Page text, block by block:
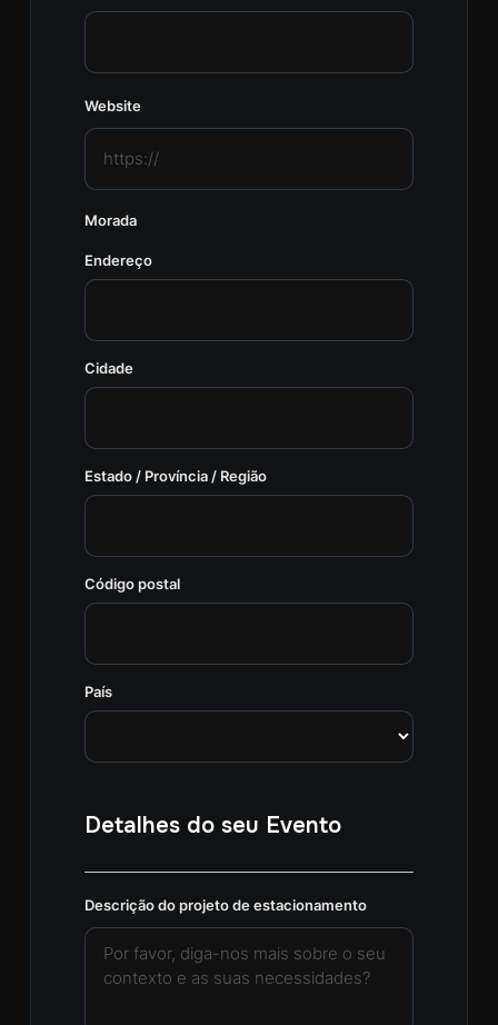
Website
Morada
Endereço
Cidade
Estado / Província / Região
Código postal
País
Detalhes do seu Evento
Descrição do projeto de estacionamento